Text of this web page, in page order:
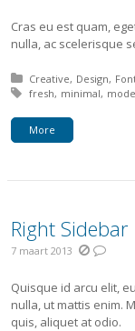
Cras eu est quam,
nulla, ac scelerisque
Posted in:
Creative Design
Tagged with:
fresh minimal
More
Right Sidebar
7 maart 2013
Quisque id arcu elit,
nulla, ut mattis enim.
quis, aliquet at odio.